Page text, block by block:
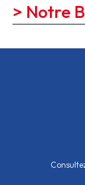
> Notre